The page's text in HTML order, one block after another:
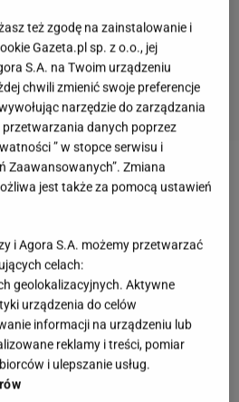
na Kurzajewskich i ma
czego nie chcą"
zarabianiu
popularność dzięki roli
gra nieprzerwanie od
było o jej udziale w
którym tańczyła u boku
też zgodę na zainstalowanie i
Gazeta.pl sp. z o.o., jej
S.A. na Twoim urządzeniu
chwili zmienić swoje preferencje
narzędzie do zarządzania
danych poprzez
” w stopce serwisu i
Zaawansowanych”. Zmiana
jest także za pomocą ustawień
i Agora S.A. możemy przetwarzać
celach:
geolokalizacyjnych. Aktywne
urządzenia do celów
informacji na urządzeniu lub
reklamy i treści, pomiar
i ulepszanie usług.